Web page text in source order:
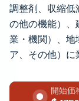
調整剤、収縮低
の他の機能）、
業・機関）、地
ア、その他）に